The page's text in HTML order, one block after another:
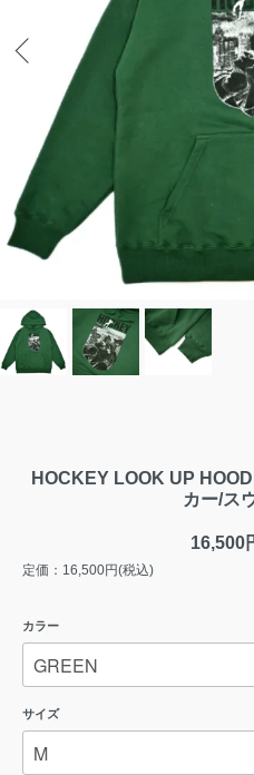
HOCKEY LOOK UP
カー/ス
16,500
定価：16,500円(税込)
カラー
サイズ